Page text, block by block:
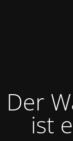
Der
ist